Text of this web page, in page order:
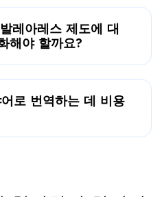
레아레스 제도에 대
해야 할까요?
로 번역하는 데 비용